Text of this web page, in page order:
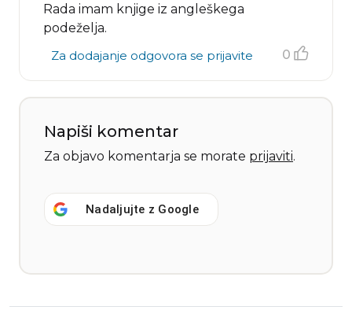
Rada imam knjige iz angleškega
podeželja.
Za dodajanje odgovora se prijavite
0
Napiši komentar
Za objavo komentarja se morate prijaviti.
Nadaljujte z Google